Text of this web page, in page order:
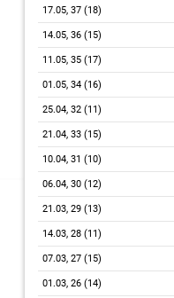
17.05, 37 (18)
14.05, 36 (15)
11.05, 35 (17)
01.05, 34 (16)
25.04, 32 (11)
21.04, 33 (15)
10.04, 31 (10)
06.04, 30 (12)
21.03, 29 (13)
14.03, 28 (11)
07.03, 27 (15)
01.03, 26 (14)